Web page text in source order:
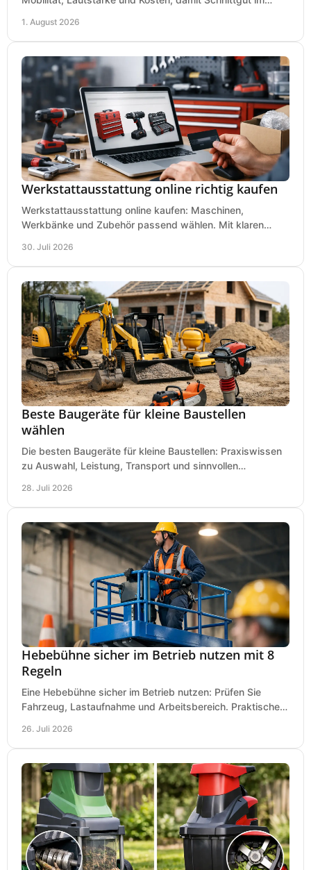
1. August 2026
Werkstattausstattung online richtig kaufen
Werkstattausstattung online kaufen: Maschinen,
Werkbänke und Zubehör passend wählen. Mit klaren
30. Juli 2026
Beste Baugeräte für kleine Baustellen
wählen
Die besten Baugeräte für kleine Baustellen: Praxiswissen
zu Auswahl, Leistung, Transport und sinnvollen
28. Juli 2026
Hebebühne sicher im Betrieb nutzen mit 8
Regeln
Eine Hebebühne sicher im Betrieb nutzen: Prüfen Sie
Fahrzeug, Lastaufnahme und Arbeitsbereich. Praktische
26. Juli 2026